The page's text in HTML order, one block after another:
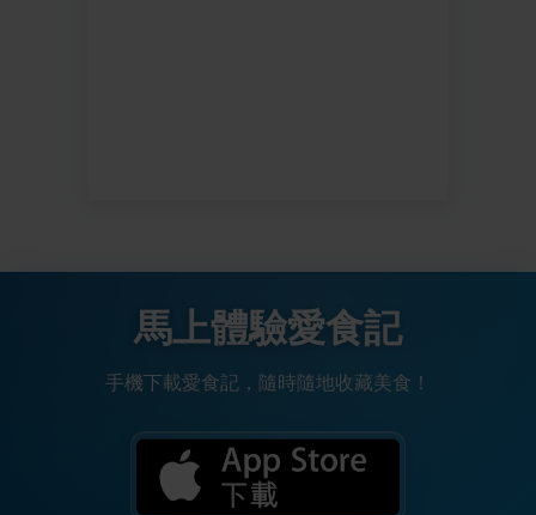
馬上體驗愛食記
手機下載愛食記，隨時隨地收藏美食！